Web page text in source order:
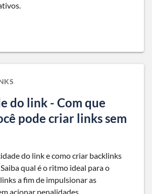
do link - Com que
pode criar links sem
do link e como criar backlinks
qual é o ritmo ideal para o
a fim de impulsionar as
acionar penalidades.